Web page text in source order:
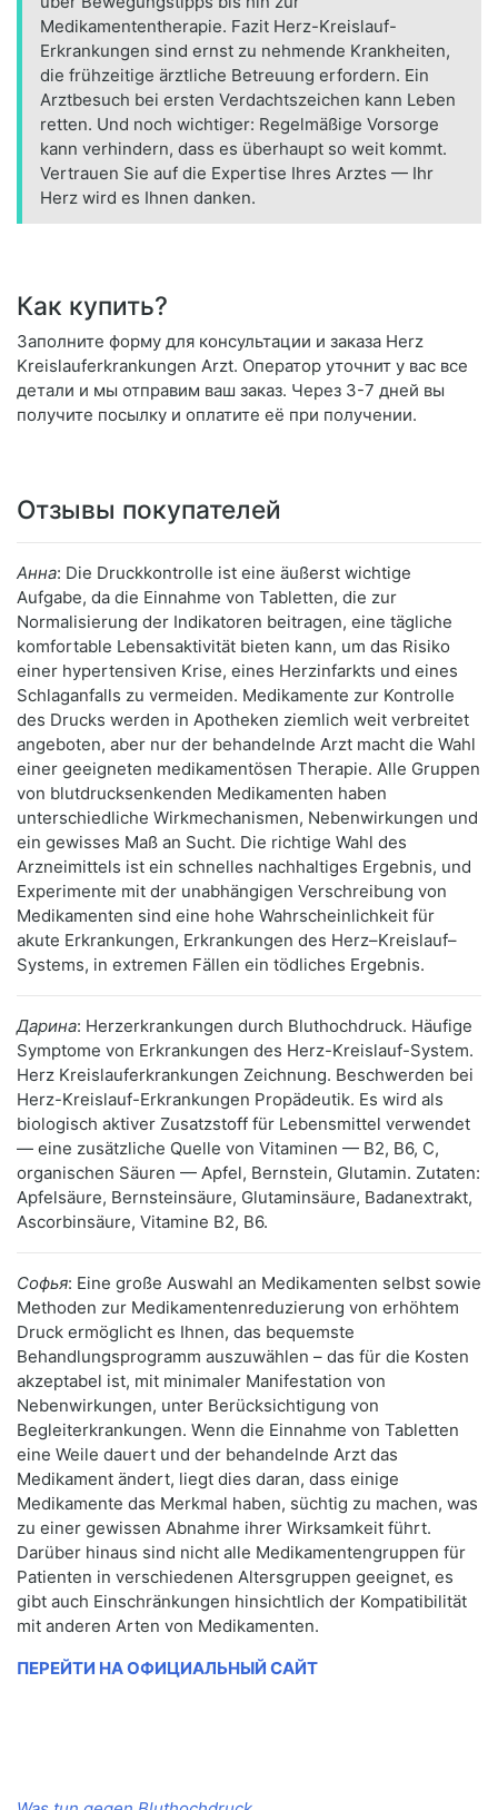
Medikamententherapie. Fazit Herz-Kreislauf-
Erkrankungen sind ernst zu nehmende Krankheiten,
die frühzeitige ärztliche Betreuung erfordern. Ein
Arztbesuch bei ersten Verdachtszeichen kann Leben
retten. Und noch wichtiger: Regelmäßige Vorsorge
kann verhindern, dass es überhaupt so weit kommt.
Vertrauen Sie auf die Expertise Ihres Arztes — Ihr
Herz wird es Ihnen danken.
Как купить?
Заполните форму для консультации и заказа Herz
Kreislauferkrankungen Arzt. Оператор уточнит у вас все
детали и мы отправим ваш заказ. Через 3-7 дней вы
получите посылку и оплатите её при получении.
Отзывы покупателей
Анна: Die Druckkontrolle ist eine äußerst wichtige
Aufgabe, da die Einnahme von Tabletten, die zur
Normalisierung der Indikatoren beitragen, eine tägliche
komfortable Lebensaktivität bieten kann, um das Risiko
einer hypertensiven Krise, eines Herzinfarkts und eines
Schlaganfalls zu vermeiden. Medikamente zur Kontrolle
des Drucks werden in Apotheken ziemlich weit verbreitet
angeboten, aber nur der behandelnde Arzt macht die Wahl
einer geeigneten medikamentösen Therapie. Alle Gruppen
von blutdrucksenkenden Medikamenten haben
unterschiedliche Wirkmechanismen, Nebenwirkungen und
ein gewisses Maß an Sucht. Die richtige Wahl des
Arzneimittels ist ein schnelles nachhaltiges Ergebnis, und
Experimente mit der unabhängigen Verschreibung von
Medikamenten sind eine hohe Wahrscheinlichkeit für
akute Erkrankungen, Erkrankungen des Herz–Kreislauf–
Systems, in extremen Fällen ein tödliches Ergebnis.
Дарина: Herzerkrankungen durch Bluthochdruck. Häufige
Symptome von Erkrankungen des Herz-Kreislauf-System.
Herz Kreislauferkrankungen Zeichnung. Beschwerden bei
Herz-Kreislauf-Erkrankungen Propädeutik. Es wird als
biologisch aktiver Zusatzstoff für Lebensmittel verwendet
— eine zusätzliche Quelle von Vitaminen — B2, B6, C,
organischen Säuren — Apfel, Bernstein, Glutamin. Zutaten:
Apfelsäure, Bernsteinsäure, Glutaminsäure, Badanextrakt,
Ascorbinsäure, Vitamine B2, B6.
Софья: Eine große Auswahl an Medikamenten selbst sowie
Methoden zur Medikamentenreduzierung von erhöhtem
Druck ermöglicht es Ihnen, das bequemste
Behandlungsprogramm auszuwählen – das für die Kosten
akzeptabel ist, mit minimaler Manifestation von
Nebenwirkungen, unter Berücksichtigung von
Begleiterkrankungen. Wenn die Einnahme von Tabletten
eine Weile dauert und der behandelnde Arzt das
Medikament ändert, liegt dies daran, dass einige
Medikamente das Merkmal haben, süchtig zu machen, was
zu einer gewissen Abnahme ihrer Wirksamkeit führt.
Darüber hinaus sind nicht alle Medikamentengruppen für
Patienten in verschiedenen Altersgruppen geeignet, es
gibt auch Einschränkungen hinsichtlich der Kompatibilität
mit anderen Arten von Medikamenten.
ПЕРЕЙТИ НА ОФИЦИАЛЬНЫЙ САЙТ